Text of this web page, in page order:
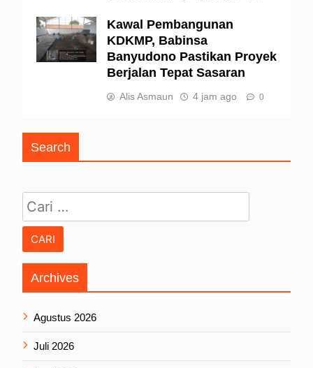
Kawal Pembangunan
KDKMP, Babinsa
Banyudono Pastikan Proyek
Berjalan Tepat Sasaran
Alis Asmaun 4 jam ago 0
Search
Archives
Agustus 2026
Juli 2026